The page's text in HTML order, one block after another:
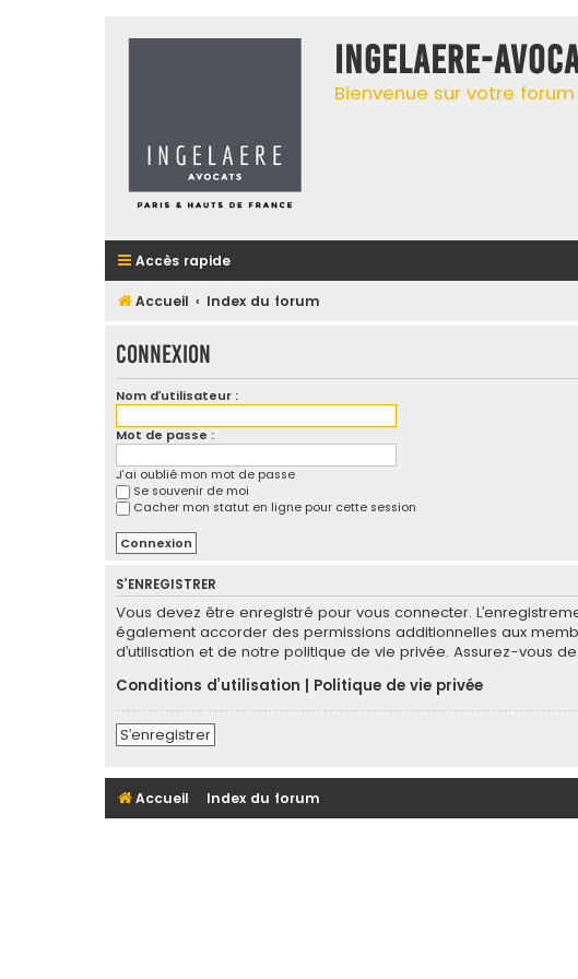
INGELAERE-
Bienvenue sur votre
Accès rapide
Accueil Index du forum
Connexion
Nom d’utilisateur :
Mot de passe :
J’ai oublié mon mot de passe
Se souvenir de moi
Cacher mon statut en ligne pour cette session
S’ENREGISTRER
Vous devez être enregistré pour vous connecter.
également accorder des permissions additionnelles aux
d’utilisation et de notre politique de vie privée. Assurez-vous
Conditions d’utilisation | Politique de vie privée
S’enregistrer
Accueil Index du forum